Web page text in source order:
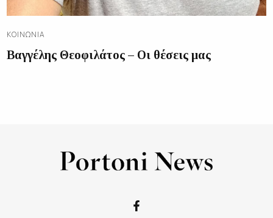
ΚΟΙΝΩΝΊΑ
Βαγγέλης Θεοφιλάτος – Οι θέσεις μας